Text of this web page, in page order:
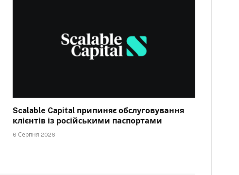
Scalable Capital припиняє обслуговування
клієнтів із російськими паспортами
6 Серпня 2026